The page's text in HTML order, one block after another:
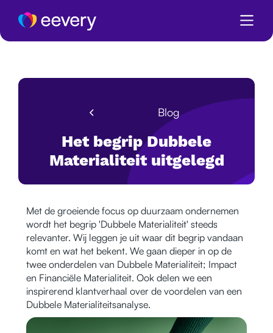
Blog
Het begrip Dubbele
Materialiteit uitgelegd
Met de groeiende focus op duurzaam ondernemen
wordt het begrip 'Dubbele Materialiteit' steeds
relevanter. Wij leggen je uit waar dit begrip vandaan
komt en wat het bekent. We gaan dieper in op de
twee onderdelen van Dubbele Materialiteit; Impact
en Financiële Materialiteit. Ook delen we een
inspirerend klantverhaal over de voordelen van een
Dubbele Materialiteitsanalyse.